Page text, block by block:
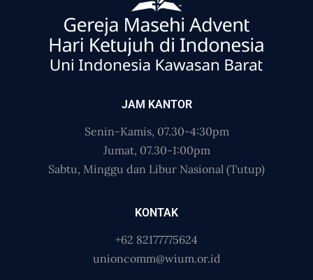
JAM KANTOR
Senin-Kamis, 07.30-4:30pm
Jumat, 07.30-1:00pm
Sabtu, Minggu dan Libur Nasional (Tutup)
KONTAK
+62 82177775624
unioncomm@wium.or.id